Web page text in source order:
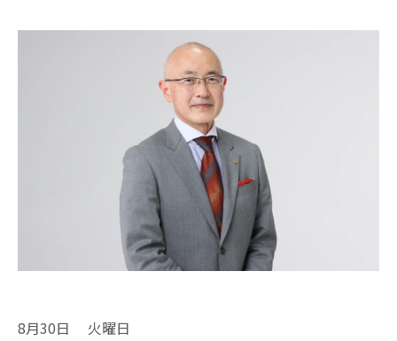
8月30日 火曜日